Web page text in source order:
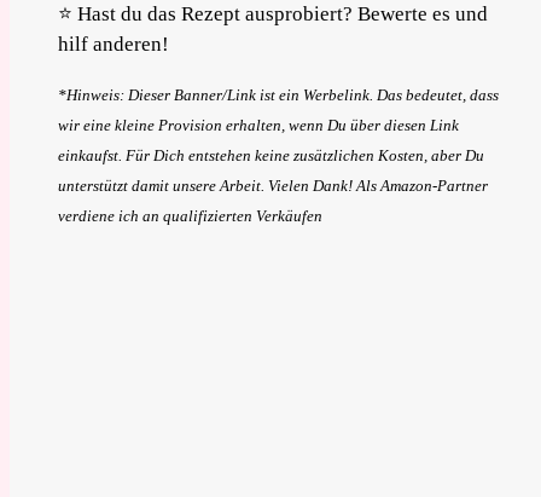
⭐ Hast du das Rezept ausprobiert? Bewerte es und
hilf anderen!
*Hinweis: Dieser Banner/Link ist ein Werbelink. Das bedeutet, dass
wir eine kleine Provision erhalten, wenn Du über diesen Link
einkaufst. Für Dich entstehen keine zusätzlichen Kosten, aber Du
unterstützt damit unsere Arbeit. Vielen Dank! Als Amazon-Partner
verdiene ich an qualifizierten Verkäufen